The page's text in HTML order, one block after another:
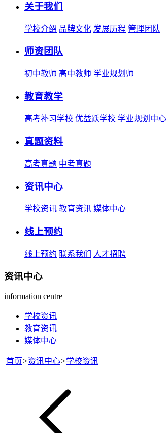
关于我们
学校介绍 品牌文化 发展历程 管理团队
师资团队
初中教师 高中教师 学业规划师
教育教学
高考补习学校 优益跃学校 学业规划中心
真题资料
高考真题 中考真题
资讯中心
学校资讯 教育资讯 媒体中心
线上预约
线上预约 联系我们 人才招聘
资讯中心
information centre
学校资讯
教育资讯
媒体中心
首页>资讯中心>学校资讯